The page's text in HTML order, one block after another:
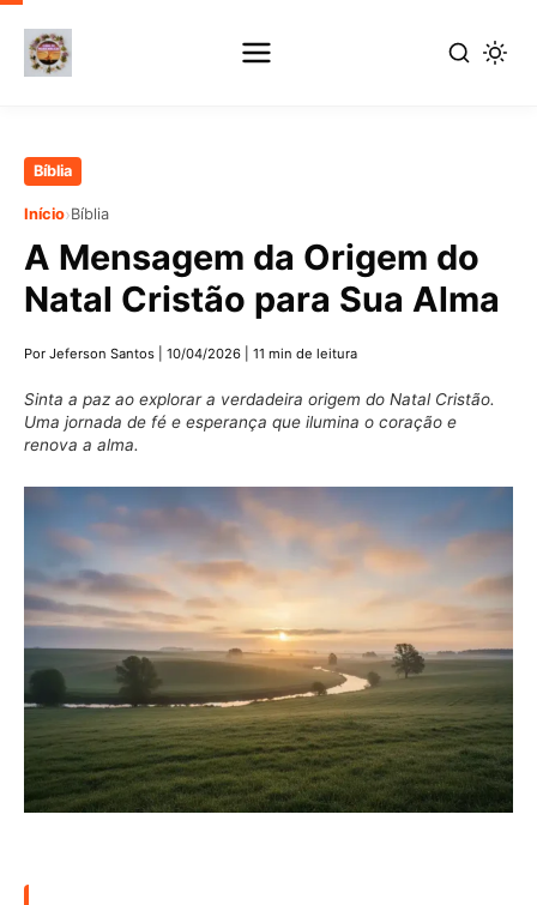
Pular
conteúdo
principal
Bíblia
Início›Bíblia
A Mensagem da Origem do
Natal Cristão para Sua Alma
Por Jeferson Santos 10/04/2026 11 min de leitura
Sinta a paz ao explorar a verdadeira origem do Natal Cristão.
Uma jornada de fé e esperança que ilumina o coração e
renova a alma.